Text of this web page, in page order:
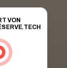
VON